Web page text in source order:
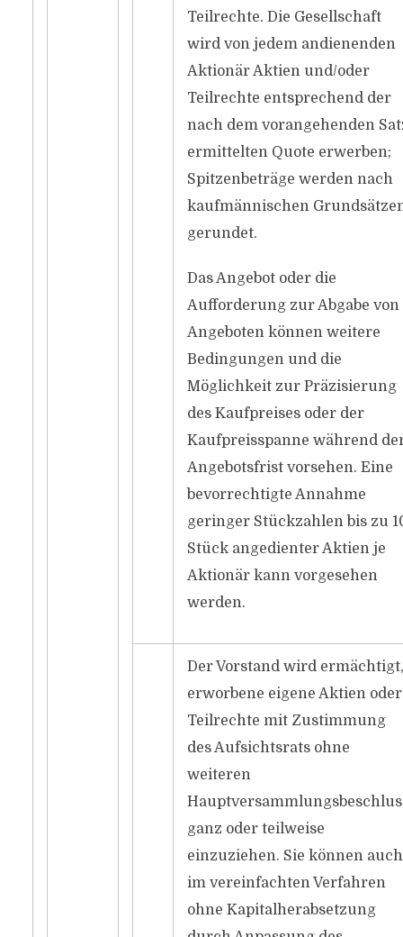
Teilrechte. Die Gesellschaft
wird von jedem andienenden
Aktionär Aktien und/oder
Teilrechte entsprechend der
nach dem vorangehenden
ermittelten Quote erwerben;
Spitzenbeträge werden nach
kaufmännischen
gerundet.
Das Angebot oder die
Aufforderung zur Abgabe von
Angeboten können weitere
Bedingungen und die
Möglichkeit zur Präzisierung
des Kaufpreises oder der
Kaufpreisspanne während
Angebotsfrist vorsehen. Eine
bevorrechtigte Annahme
geringer Stückzahlen bis zu
Stück angedienter Aktien je
Aktionär kann vorgesehen
werden.
Der Vorstand wird ermächtigt,
erworbene eigene Aktien oder
Teilrechte mit Zustimmung
des Aufsichtsrats ohne
weiteren
ganz oder teilweise
einzuziehen. Sie können auch
im vereinfachten Verfahren
ohne Kapitalherabsetzung